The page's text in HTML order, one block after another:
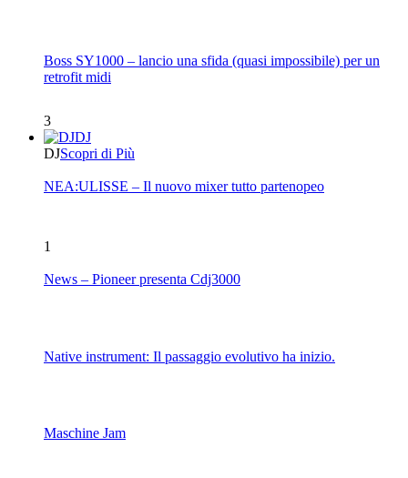
Boss SY1000 – lancio una sfida (quasi impossibile) per un
retrofit midi
3
DJ
DJScopri di Più
NEA:ULISSE – Il nuovo mixer tutto partenopeo
1
News – Pioneer presenta Cdj3000
Native instrument: Il passaggio evolutivo ha inizio.
Maschine Jam